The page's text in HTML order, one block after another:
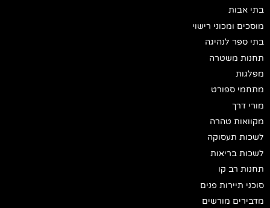
בתי אבות
מוסכים ומכוני רישוי
בתי ספר לנהיגה
תחנות משטרה
מפלגות
מתחמי ספורט
מורי דרך
מקוואות טהרה
לשכות תעסוקה
לשכות בריאות
תחנות רב קו
סוכני תיירות פנים
מדבירים מורשים